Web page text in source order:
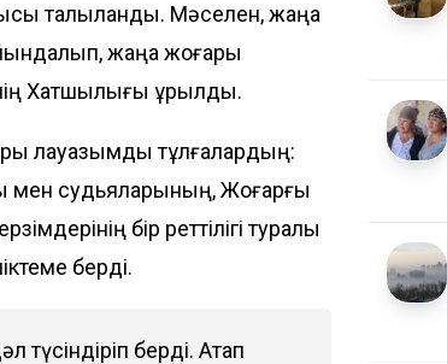
талқыланды. Мәселен, жаңа
жаңа жоғары
Хатшылығы құрылды.
лауазымды тұлғалардың:
мен судьяларының, Жоғарғы
бір реттілігі туралы
берді.
түсіндіріп берді. Атап